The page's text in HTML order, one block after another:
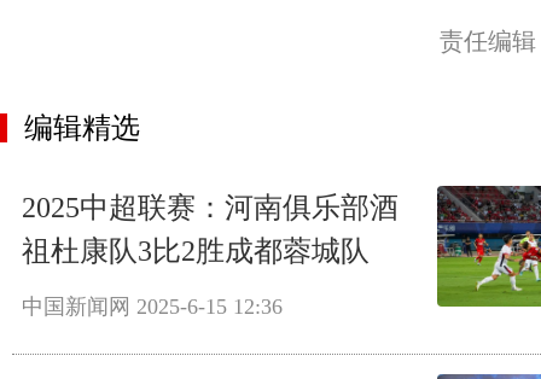
责任编
编辑精选
2025中超联赛：河南俱乐部酒
祖杜康队3比2胜成都蓉城队
中国新闻网 2025-6-15 12:36